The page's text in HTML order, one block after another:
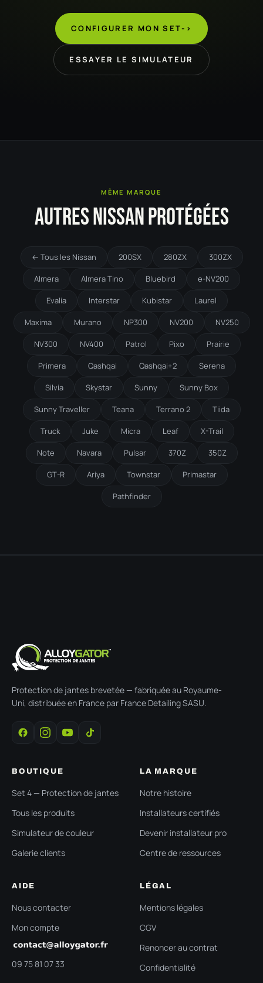
CONFIGURER MON SET->
ESSAYER LE SIMULATEUR
MÊME MARQUE
AUTRES NISSAN PROTÉGÉES
← Tous les Nissan 200SX 280ZX 300ZX
Almera Almera Tino Bluebird e-NV200
Evalia Interstar Kubistar Laurel
Maxima Murano NP300 NV200 NV250
NV300 NV400 Patrol Pixo Prairie
Primera Qashqai Qashqai+2 Serena
Silvia Skystar Sunny Sunny Box
Sunny Traveller Teana Terrano 2 Tiida
Truck Juke Micra Leaf X-Trail
Note Navara Pulsar 370Z 350Z
GT-R Ariya Townstar Primastar
Pathfinder
Protection de jantes brevetée — fabriquée au Royaume-
Uni, distribuée en France par France Detailing SASU.
BOUTIQUE
Set 4 — Protection de jantes
Tous les produits
Simulateur de couleur
Galerie clients
LA MARQUE
Notre histoire
Installateurs certifiés
Devenir installateur pro
Centre de ressources
AIDE
Nous contacter
Mon compte
09 75 81 07 33
LÉGAL
Mentions légales
CGV
Renoncer au contrat
Confidentialité